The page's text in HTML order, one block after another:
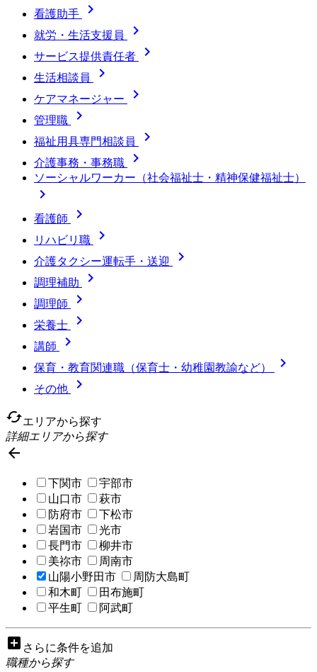
看護助手 
就労・生活支援員 
サービス提供責任者 
生活相談員 
ケアマネージャー 
管理職 
福祉用具専門相談員 
介護事務・事務職 
ソーシャルワーカー（社会福祉士・精神保健福祉士）

看護師 
リハビリ職 
介護タクシー運転手・送迎 
調理補助 
調理師 
栄養士 
講師 
保育・教育関連職（保育士・幼稚園教諭など） 
その他

cachedエリアから探す
詳細エリアから探す

下関市
宇部市
山口市
萩市
防府市
下松市
岩国市
光市
長門市
柳井市
美祢市
周南市
山陽小野田市
周防大島町
和木町
田布施町
平生町
阿武町
add_box さらに条件を追加
職種から探す